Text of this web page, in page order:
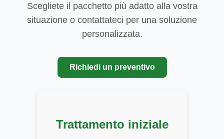
Scegliete il pacchetto più adatto alla vostra
situazione o contattateci per una soluzione
personalizzata.
Richiedi un preventivo
Trattamento iniziale